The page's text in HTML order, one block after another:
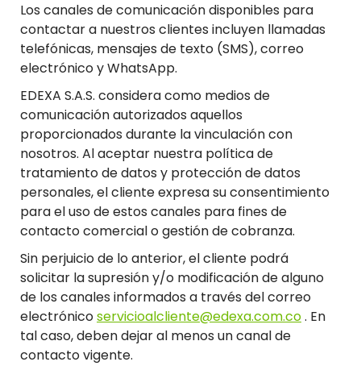
Los canales de comunicación disponibles para
contactar a nuestros clientes incluyen llamadas
telefónicas, mensajes de texto (SMS), correo
electrónico y WhatsApp.
EDEXA S.A.S. considera como medios de
comunicación autorizados aquellos
proporcionados durante la vinculación con
nosotros. Al aceptar nuestra política de
tratamiento de datos y protección de datos
personales, el cliente expresa su consentimiento
para el uso de estos canales para fines de
contacto comercial o gestión de cobranza.
Sin perjuicio de lo anterior, el cliente podrá
solicitar la supresión y/o modificación de alguno
de los canales informados a través del correo
electrónicoservicioalcliente@edexa.com.co. En
tal caso, deben dejar al menos un canal de
contacto vigente.